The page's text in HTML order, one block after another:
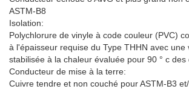
ASTM-B8
Isolation:
Polychlorure de vinyle à code couleur (PVC)
à l'épaisseur requise du Type THHN avec une
stabilisée à la chaleur évaluée pour 90 ° c des
Conducteur de mise à la terre:
Cuivre tendre et non couché pour ASTM-B3